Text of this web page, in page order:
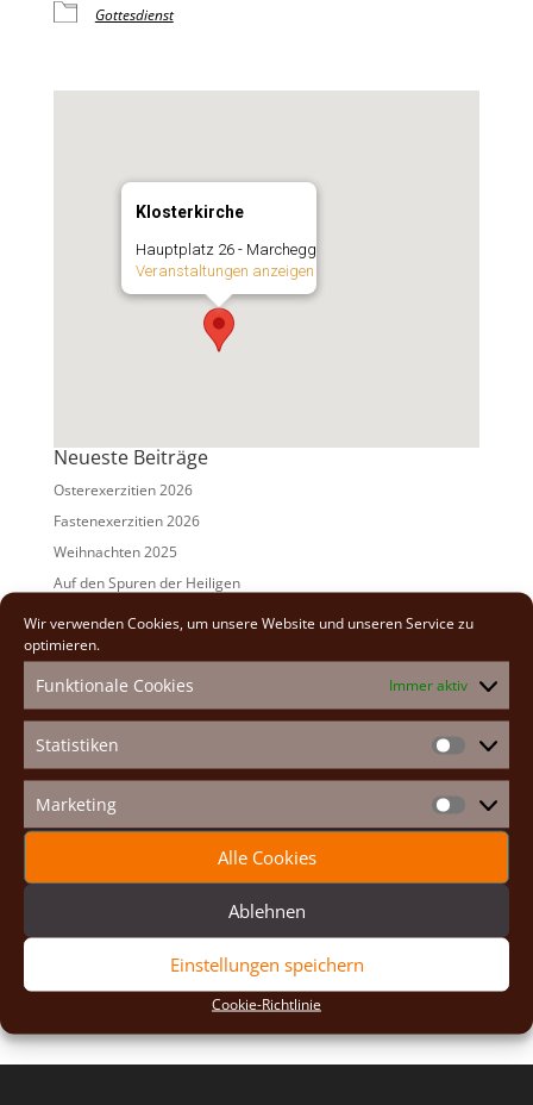
Wir verwenden Cookies, um unsere Website und unseren Service zu
optimieren.
Funktionale Cookies Immer aktiv
Statistiken
Marketing Marketing
Alle Cookies
Ablehnen
Einstellungen speichern
Cookie-Richtlinie
Gottesdienst
Klosterkirche
Hauptplatz 26 - Marchegg
Veranstaltungen anzeigen
Neueste Beiträge
Osterexerzitien 2026
Fastenexerzitien 2026
Weihnachten 2025
Auf den Spuren der Heiligen
Adventexerzitien 2025
2026(2)
2025(7)
2024(5)
2023(13)
2022(9)
2020(2)